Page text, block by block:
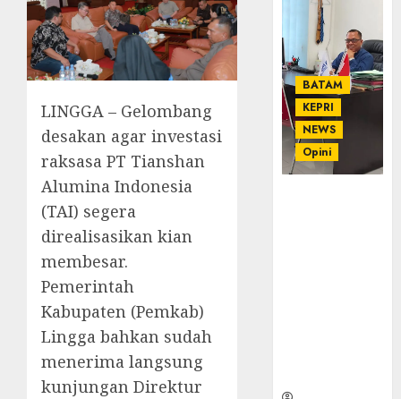
LINGGA – Gelombang
desakan agar investasi
raksasa PT Tianshan
Alumina Indonesia
(TAI) segera
direalisasikan kian
membesar.
Pemerintah
Kabupaten (Pemkab)
Lingga bahkan sudah
menerima langsung
kunjungan Direktur
BATAM
KEPRI
NEWS
Opini